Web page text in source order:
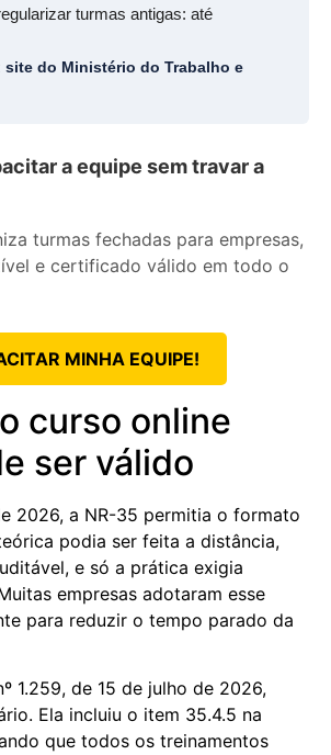
turmas antigas: até
site do Ministério do Trabalho e
a equipe sem travar a
turmas fechadas para empresas,
e certificado válido em todo o
MINHA EQUIPE!
curso online
ser válido
2026, a NR-35 permitia o formato
podia ser feita a distância,
e só a prática exigia
empresas adotaram esse
para reduzir o tempo parado da
1.259, de 15 de julho de 2026,
Ela incluiu o item 35.4.5 na
que todos os treinamentos